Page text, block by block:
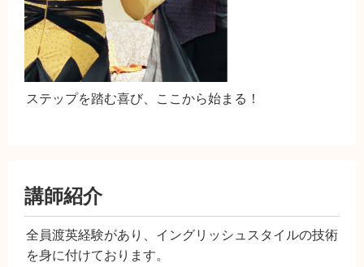
ステップを踏む喜び、ここから始まる！
講師紹介
全員渡英経験があり、イングリッシュスタイルの技術
を身に付けております。